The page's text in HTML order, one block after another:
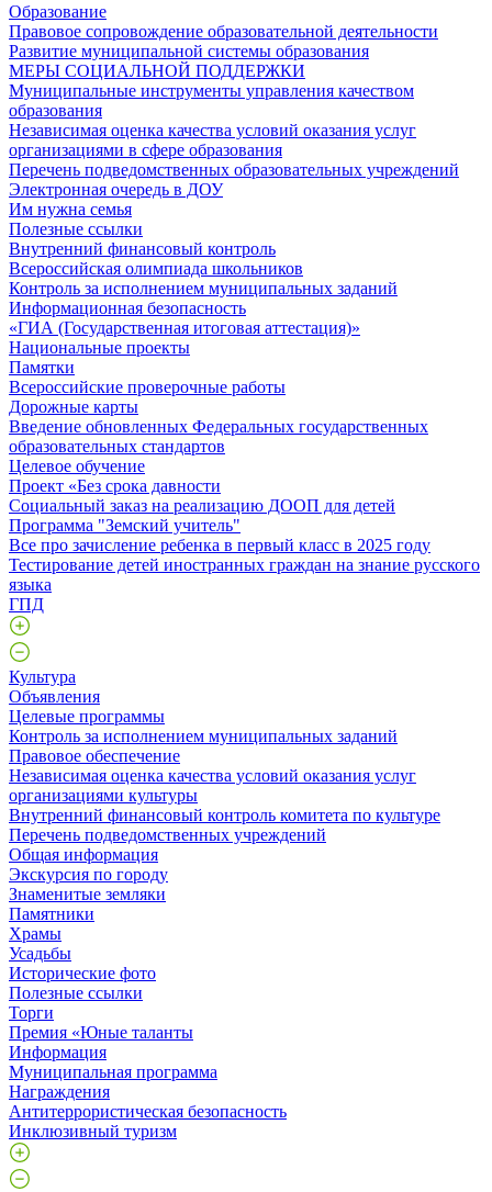
Образование
Правовое сопровождение образовательной деятельности
Развитие муниципальной системы образования
МЕРЫ СОЦИАЛЬНОЙ ПОДДЕРЖКИ
Муниципальные инструменты управления качеством
образования
Независимая оценка качества условий оказания услуг
организациями в сфере образования
Перечень подведомственных образовательных учреждений
Электронная очередь в ДОУ
Им нужна семья
Полезные ссылки
Внутренний финансовый контроль
Всероссийская олимпиада школьников
Контроль за исполнением муниципальных заданий
Информационная безопасность
«ГИА (Государственная итоговая аттестация)»
Национальные проекты
Памятки
Всероссийские проверочные работы
Дорожные карты
Введение обновленных Федеральных государственных
образовательных стандартов
Целевое обучение
Проект «Без срока давности
Социальный заказ на реализацию ДООП для детей
Программа "Земский учитель"
Все про зачисление ребенка в первый класс в 2025 году
Тестирование детей иностранных граждан на знание русского
языка
ГПД
Культура
Объявления
Целевые программы
Контроль за исполнением муниципальных заданий
Правовое обеспечение
Независимая оценка качества условий оказания услуг
организациями культуры
Внутренний финансовый контроль комитета по культуре
Перечень подведомственных учреждений
Общая информация
Экскурсия по городу
Знаменитые земляки
Памятники
Храмы
Усадьбы
Исторические фото
Полезные ссылки
Торги
Премия «Юные таланты
Информация
Муниципальная программа
Награждения
Антитеррористическая безопасность
Инклюзивный туризм